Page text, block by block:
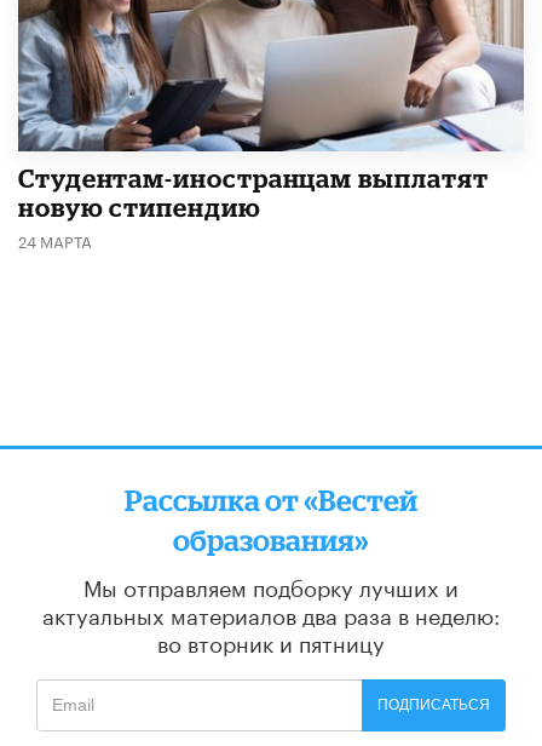
Студентам-иностранцам выплатят
новую стипендию
24 МАРТА
Рассылка от «Вестей
образования»
Мы отправляем подборку лучших и
актуальных материалов два раза в неделю:
во вторник и пятницу
ПОДПИСАТЬСЯ